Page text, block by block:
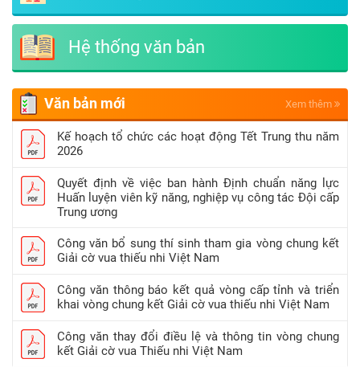
Hệ thống văn bản
Văn bản mới Xem thêm
Kế hoạch tổ chức các hoạt động Tết Trung thu năm
2026
Quyết định về việc ban hành Định chuẩn năng lực
Huấn luyện viên kỹ năng, nghiệp vụ công tác Đội cấp
Trung ương
Công văn bổ sung thí sinh tham gia vòng chung kết
Giải cờ vua thiếu nhi Việt Nam
Công văn thông báo kết quả vòng cấp tỉnh và triển
khai vòng chung kết Giải cờ vua thiếu nhi Việt Nam
Công văn thay đổi điều lệ và thông tin vòng chung
kết Giải cờ vua Thiếu nhi Việt Nam